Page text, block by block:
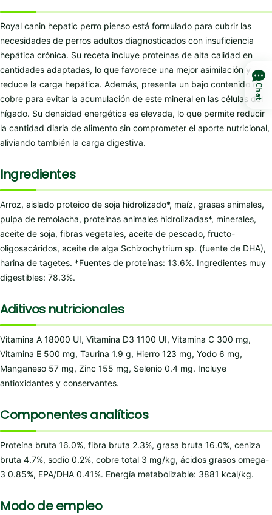
Royal canin hepatic perro pienso está formulado para cubrir las
necesidades de perros adultos diagnosticados con insuficiencia
hepática crónica. Su receta incluye proteínas de alta calidad en
cantidades adaptadas, lo que favorece una mejor asimilación y
reduce la carga hepática. Además, presenta un bajo contenido de
cobre para evitar la acumulación de este mineral en las células del
hígado. Su densidad energética es elevada, lo que permite reducir
la cantidad diaria de alimento sin comprometer el aporte nutricional,
aliviando también la carga digestiva.
Ingredientes
Arroz, aislado proteico de soja hidrolizado*, maíz, grasas animales,
pulpa de remolacha, proteínas animales hidrolizadas*, minerales,
aceite de soja, fibras vegetales, aceite de pescado, fructo-
oligosacáridos, aceite de alga Schizochytrium sp. (fuente de DHA),
harina de tagetes. *Fuentes de proteínas: 13.6%. Ingredientes muy
digestibles: 78.3%.
Aditivos nutricionales
Vitamina A 18000 UI, Vitamina D3 1100 UI, Vitamina C 300 mg,
Vitamina E 500 mg, Taurina 1.9 g, Hierro 123 mg, Yodo 6 mg,
Manganeso 57 mg, Zinc 155 mg, Selenio 0.4 mg. Incluye
antioxidantes y conservantes.
Componentes analíticos
Proteína bruta 16.0%, fibra bruta 2.3%, grasa bruta 16.0%, ceniza
bruta 4.7%, sodio 0.2%, cobre total 3 mg/kg, ácidos grasos omega-
3 0.85%, EPA/DHA 0.41%. Energía metabolizable: 3881 kcal/kg.
Modo de empleo
Chat